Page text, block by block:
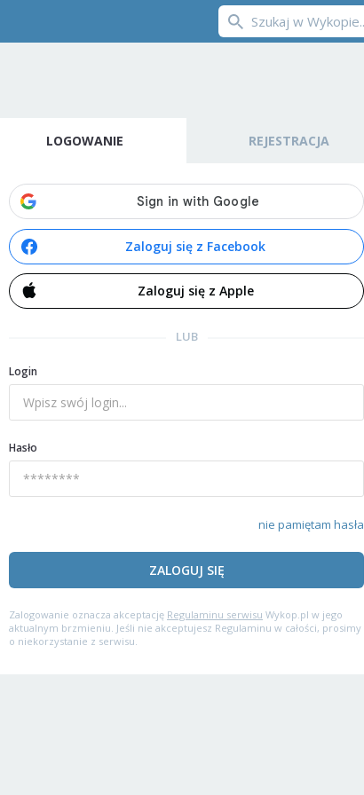
LOGOWANIE REJESTRACJA
Zaloguj się z Facebook
Zaloguj się z Apple
LUB
Login
Hasło
nie pamiętam hasła
ZALOGUJ SIĘ
Zalogowanie oznacza akceptację Regulaminu serwisu Wykop.pl w jego
aktualnym brzmieniu. Jeśli nie akceptujesz Regulaminu w całości, prosimy
o niekorzystanie z serwisu.